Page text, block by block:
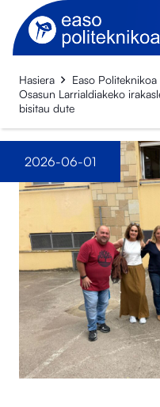
Hasiera Easo Politeknikoa
Osasun Larrialdiakeko
bisitau dute
2026-06-01